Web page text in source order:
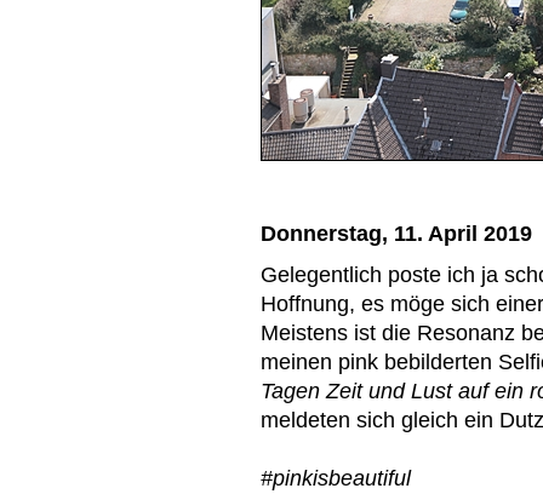
Donnerstag, 11. April 2019
Gelegentlich poste ich ja
Hoffnung, es möge sich
Meistens ist die Resonanz
meinen pink bebilderten
Tagen Zeit und Lust auf ein
meldeten sich gleich ein
#pinkisbeautiful